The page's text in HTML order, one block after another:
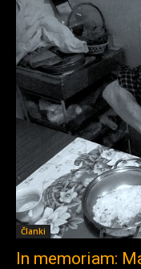
Članki
In memoriam: